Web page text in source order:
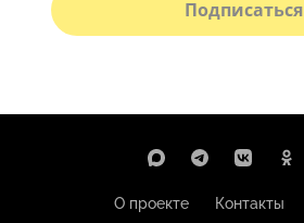
Подписаться
О проекте Контакты